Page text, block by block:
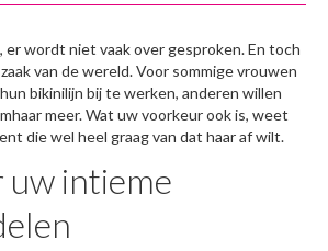
er wordt niet vaak over gesproken. En toch
van de wereld. Voor sommige vrouwen
bikinilijn bij te werken, anderen willen
meer. Wat uw voorkeur ook is, weet
die wel heel graag van dat haar af wilt.
uw intieme